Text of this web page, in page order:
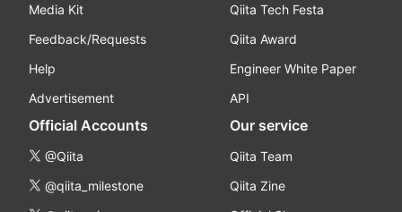
Media Kit
Feedback/Requests
Help
Advertisement
Qiita Tech Festa
Qiita Award
Engineer White Paper
API
Official Accounts
@Qiita
@qiita_milestone
Our service
Qiita Team
Qiita Zine